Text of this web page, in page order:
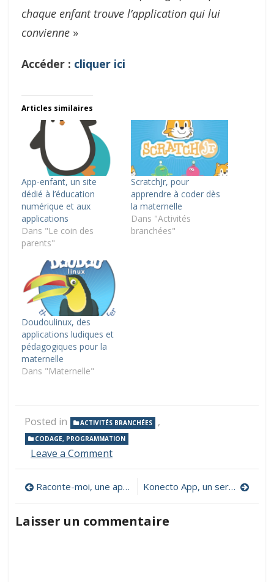
chaque enfant trouve l’application qui lui
convienne »
Accéder : cliquer ici
Articles similaires
App-enfant, un site
dédié à l’éducation
numérique et aux
applications
Dans "Le coin des
parents"
ScratchJr, pour
apprendre à coder dès
la maternelle
Dans "Activités
branchées"
Doudoulinux, des
applications ludiques et
pédagogiques pour la
maternelle
Dans "Maternelle"
Posted in ACTIVITÉS BRANCHÉES ,
CODAGE, PROGRAMMATION
Leave a Commenton
enfant
pour
apprendre
à
Navigation
de
l’article
Raconte-moi, une application pour créer des albums multimédias Konecto App, un service numérique qui aide les écoles à communiquer vers les parents
Laisser un commentaire